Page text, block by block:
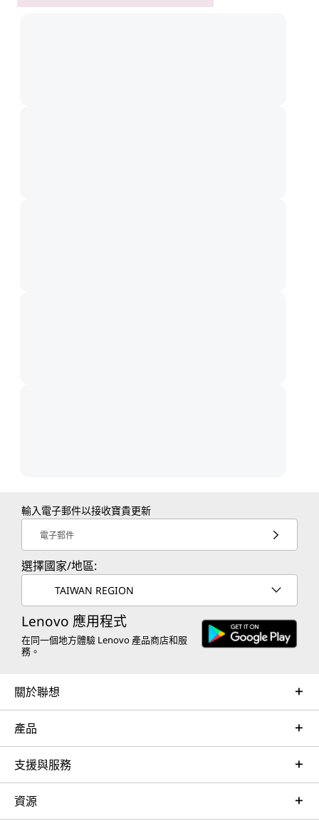
輸入電子郵件以接收寶貴更新
電子郵件
選擇國家/地區:
TAIWAN REGION
Lenovo 應用程式
在同一個地方體驗 Lenovo 產品商店和服
務。
關於聯想
產品
支援與服務
資源